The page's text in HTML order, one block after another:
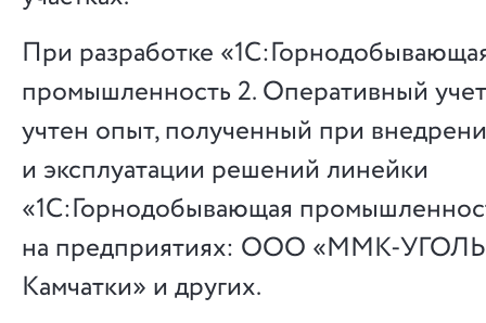
При разработке
промышленность 2. Оперативный
учтен опыт, полученный при
и эксплуатации решений линейки
«1С:Горнодобывающая
на предприятиях: ООО «ММК-
Камчатки» и других.